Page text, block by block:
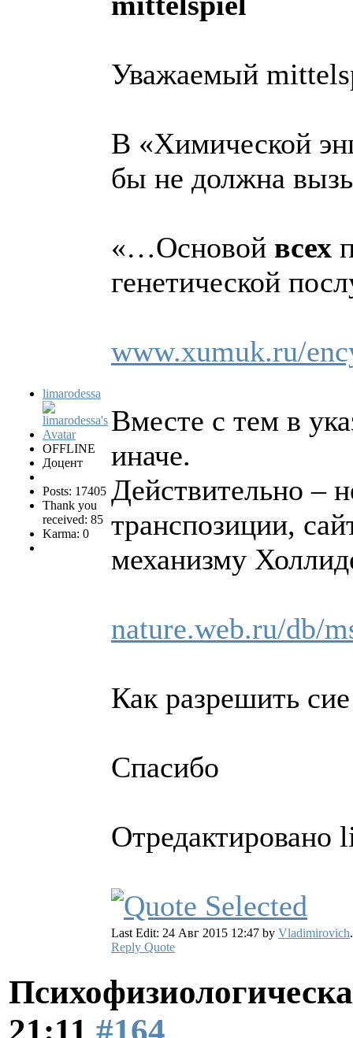
limarodessa
OFFLINE
Доцент
Posts: 17405
Thank you
received: 85
Karma: 0
Уважаемый
В «Химической
бы не должна
«…Основой всех
генетической
www.xumuk.ru/
Вместе с тем в
иначе.
Действительно –
транспозиции,
механизму
nature.web.ru/db/
Как разрешить
Спасибо
Отредактировано
Last Edit: 24 Авг 2015 12:47 by Vladimirovich.
Reply Quote